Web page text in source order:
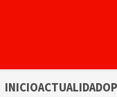
INICIOACTUALIDAD